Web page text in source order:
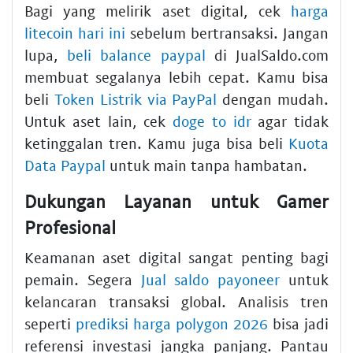
Bagi yang melirik aset digital, cek harga
litecoin hari ini sebelum bertransaksi. Jangan
lupa, beli balance paypal di JualSaldo.com
membuat segalanya lebih cepat. Kamu bisa
beli Token Listrik via PayPal dengan mudah.
Untuk aset lain, cek doge to idragar tidak
ketinggalan tren. Kamu juga bisa beli Kuota
Data Paypal untuk main tanpa hambatan.
Dukungan Layanan untuk Gamer
Profesional
Keamanan aset digital sangat penting bagi
pemain. Segera Jual saldo payoneer untuk
kelancaran transaksi global. Analisis tren
seperti prediksi harga polygon 2026 bisa jadi
referensi investasi jangka panjang. Pantau